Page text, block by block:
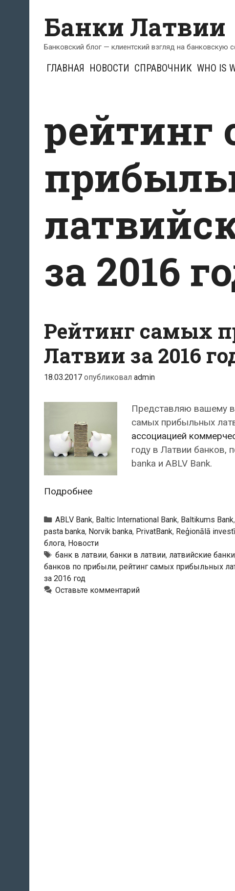
содержимому
Банки Латвии
Банковский блог — клиентский взгляд на банковскую
ГЛАВНАЯ НОВОСТИ СПРАВОЧНИК WHO IS
рейтинг
за 2016
Рейтинг самых
Латвии за 2016
18.03.2017 опубликовал admin
Представляю вашему
самых прибыльных
ассоциацией
году в Латвии банков,
banka и ABLV Bank.
ПодробнееРейтинг
прибыльных
банков
Латвии
за
2016
год
Рубрики
ABLV Bank, Baltic International Bank, Baltikums Bank,
pasta banka, Norvik banka, PrivatBank, Reģionālā
блога, Новости
Тэги
банк в латвии, банки в латвии, латвийские банки
банков по прибыли, рейтинг самых прибыльных
за 2016 год
Оставьте комментарий